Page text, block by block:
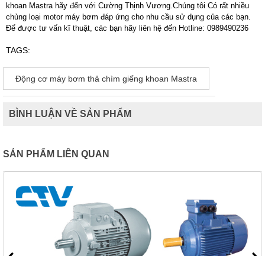
khoan Mastra hãy đến với Cường Thịnh Vương.Chúng tôi Có rất nhiều
chủng loại motor máy bơm đáp ứng cho nhu cầu sử dụng của các bạn.
Để được tư vấn kĩ thuật, các bạn hãy liên hệ đến Hotline: 0989490236
TAGS:
Động cơ máy bơm thả chìm giếng khoan Mastra
BÌNH LUẬN VỀ SẢN PHẨM
SẢN PHẨM LIÊN QUAN